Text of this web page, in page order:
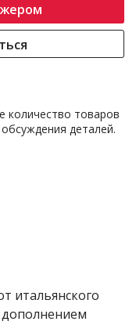
количество товаров
деталей.
итальянского